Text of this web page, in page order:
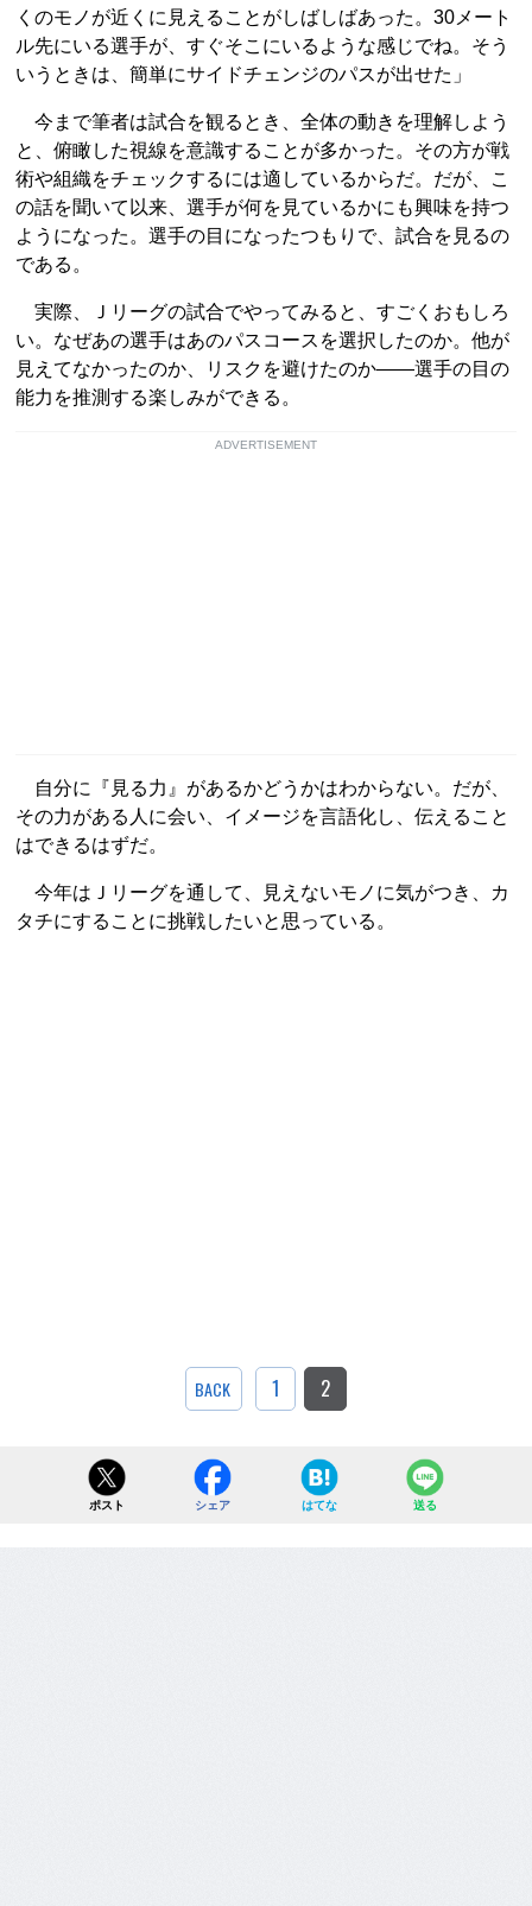
くのモノが近くに見えることがしばしばあった。30メート
ル先にいる選手が、すぐそこにいるような感じでね。そう
いうときは、簡単にサイドチェンジのパスが出せた」
今まで筆者は試合を観るとき、全体の動きを理解しよう
と、俯瞰した視線を意識することが多かった。その方が戦
術や組織をチェックするには適しているからだ。だが、こ
の話を聞いて以来、選手が何を見ているかにも興味を持つ
ようになった。選手の目になったつもりで、試合を見るの
である。
実際、Ｊリーグの試合でやってみると、すごくおもしろ
い。なぜあの選手はあのパスコースを選択したのか。他が
見えてなかったのか、リスクを避けたのか――選手の目の
能力を推測する楽しみができる。
ADVERTISEMENT
自分に『見る力』があるかどうかはわからない。だが、
その力がある人に会い、イメージを言語化し、伝えること
はできるはずだ。
今年はＪリーグを通して、見えないモノに気がつき、カ
タチにすることに挑戦したいと思っている。
BACK 1 2
ポスト シェア はてな 送る